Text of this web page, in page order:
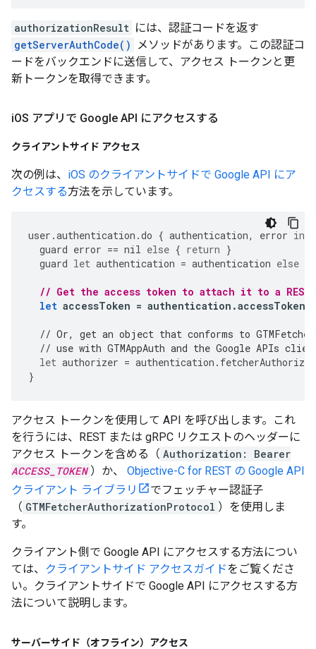
authorizationResult には、認証コードを返す
getServerAuthCode()
メソッドがあります。この認証コ
ードをバックエンドに送信して、アクセス トークンと更
新トークンを取得できます。
iOS アプリで Google API にアクセスする
クライアントサイド アクセス
次の例は、 iOS のクライアントサイドで Google API にア
クセスする方法を示しています。
user .authentication .do { authentication, error in
guard error == nil else { return }
guard let authentication = authentication else
// Get the access token to attach it to a REST
let accessToken = authentication .accessToken
// Or, get an object that conforms to
// use with GTMAppAuth and the Google APIs
let authorizer = authentication . fetcherAuthorizer
}
アクセス トークンを使用して API を呼び出します。これ
を行うには、REST または gRPC リクエストのヘッダーに
アクセス トークンを含める（ Authorization: Bearer
ACCESS_TOKEN ）か、
Objective-C for REST の Google API
クライアント ライブラリ
でフェッチャー認証子
（ GTMFetcherAuthorizationProtocol ）を使用しま
す。
クライアント側で Google API にアクセスする方法につい
ては、 クライアントサイド アクセスガイドをご覧くださ
い。クライアントサイドで Google API にアクセスする方
法について説明します。
サーバーサイド（オフライン）アクセス